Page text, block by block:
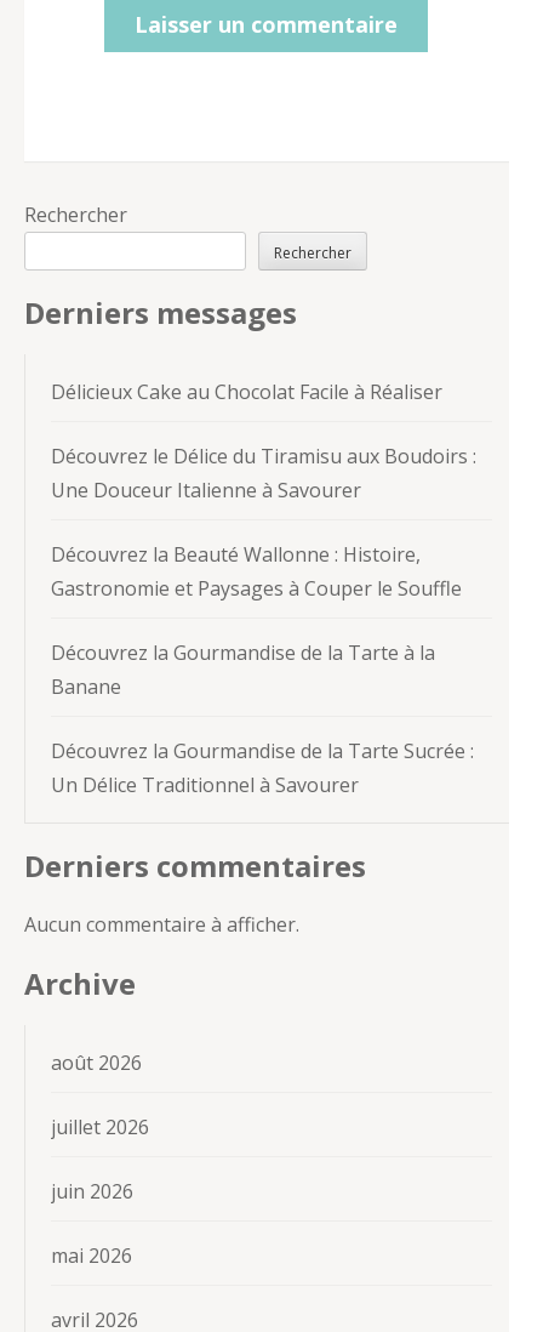
Rechercher
Rechercher
Derniers messages
Délicieux Cake au Chocolat Facile à Réaliser
Découvrez le Délice du Tiramisu aux Boudoirs :
Une Douceur Italienne à Savourer
Découvrez la Beauté Wallonne : Histoire,
Gastronomie et Paysages à Couper le Souffle
Découvrez la Gourmandise de la Tarte à la
Banane
Découvrez la Gourmandise de la Tarte Sucrée :
Un Délice Traditionnel à Savourer
Derniers commentaires
Aucun commentaire à afficher.
Archive
août 2026
juillet 2026
juin 2026
mai 2026
avril 2026